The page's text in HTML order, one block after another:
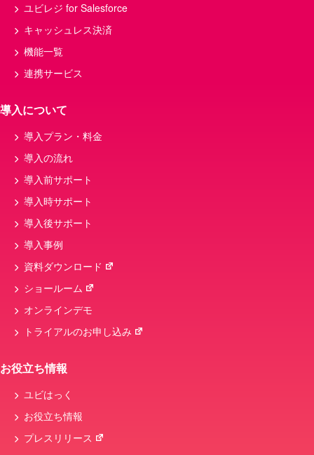
ユビレジ for Salesforce
キャッシュレス決済
機能一覧
連携サービス
導入について
導入プラン・料金
導入の流れ
導入前サポート
導入時サポート
導入後サポート
導入事例
資料ダウンロード
ショールーム
オンラインデモ
トライアルのお申し込み
お役立ち情報
ユビはっく
お役立ち情報
プレスリリース